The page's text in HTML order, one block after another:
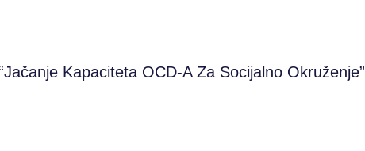
Kapaciteta OCD-A Za Socijalno Okruženje”